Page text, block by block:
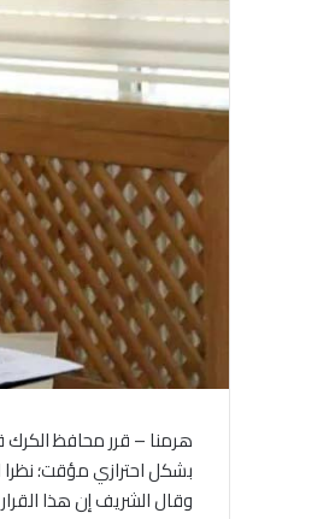
هرمنا – قرر محافظ الكرك
بشكل احترازي مؤقت؛ نظرا
وقال الشريف إن هذا